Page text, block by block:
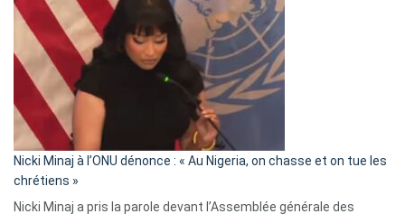
exulte
:
« Zemmour
a
tout
parle
ses
Nicki Minaj à l’ONU dénonce : « Au Nigeria, on chasse et on tue les
chrétiens »
Nicki Minaj a pris la parole devant l’Assemblée générale des